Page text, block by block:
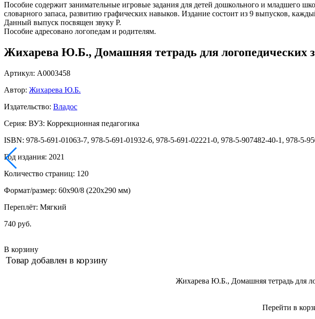
Пособие содержит занимательные игровые задания для детей дошкольного и младшего
словарного запаса, развитию графических навыков. Издание состоит из 9 выпусков,
Данный выпуск посвящен звуку Р.
Пособие адресовано логопедам и родителям.
Жихарева Ю.Б., Домашняя тетрадь для логопедических
Артикул: А0003458
Автор: Жихарева Ю.Б.
Издательство: Владос
Серия: ВУЗ: Коррекционная педагогика
ISBN: 978-5-691-01063-7, 978-5-691-01932-6, 978-5-691-02221-0, 978-5-907482-40-1, 978-5-
Год издания: 2021
Количество страниц: 120
Формат/размер: 60x90/8 (220x290 мм)
Переплёт: Мягкий
740 руб.
В корзину
Товар добавлен в корзину
Жихарева Ю.Б., Домашняя тетрадь для
Перейти в